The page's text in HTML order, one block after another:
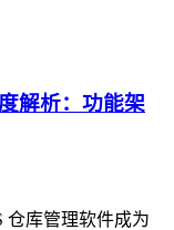
解析：功能架
仓库管理软件成为